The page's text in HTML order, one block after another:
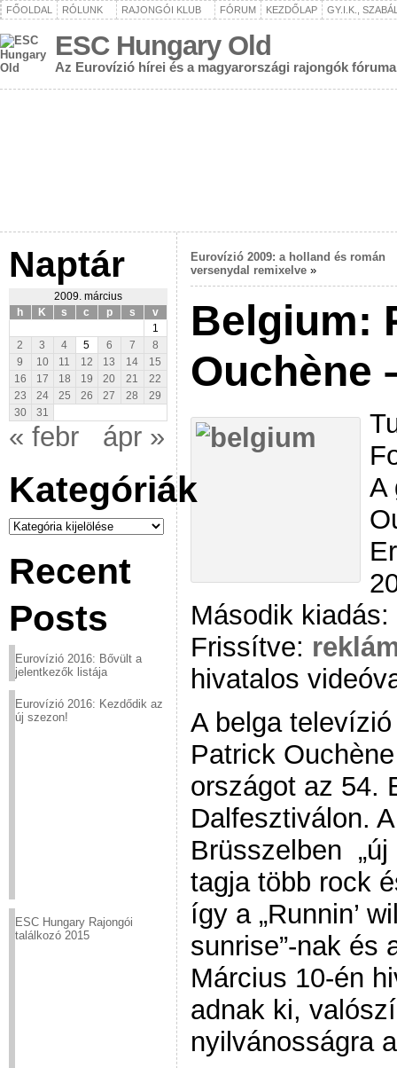
FŐOLDAL RÓLUNK RAJONGÓI KLUB FÓRUM KEZDŐLAP GY.I.K.,
ESC Hungary Old
Az Eurovízió hírei és a magyarországi rajongók fóruma
Naptár
2009. március
h
K s c p s
v
1
2
3 4 5 6 7
8
9
10 11 12 13 14
15
16
17 18 19 20 21
22
23
24 25 26 27 28
29
30
31
« febr ápr »
Kategóriák
Kategóriák
Recent
Posts
Eurovízió 2016: Bővült a
jelentkezők listája
Eurovízió 2016: Kezdődik az
új szezon!
ESC Hungary Rajongói
találkozó 2015
Eurovízió 2009: a holland és román
versenydal remixelve »
Belgium:
Ouchène
A
Második
Frissítve:
hivatalos
A belga
Patrick
országot az 54.
Dalfesztiválon.
Brüsszelben „új
tagja több rock
így a „Runnin’
sunrise”-nak és
Március 10-én
adnak ki,
nyilvánosságra